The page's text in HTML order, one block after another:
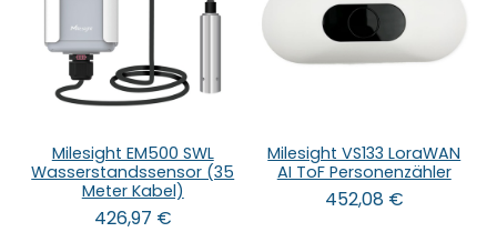
Milesight EM500 SWL
Wasserstandssensor (35
Meter Kabel)
426,97 €
Milesight VS133 LoraWAN
AI ToF Personenzähler
452,08€